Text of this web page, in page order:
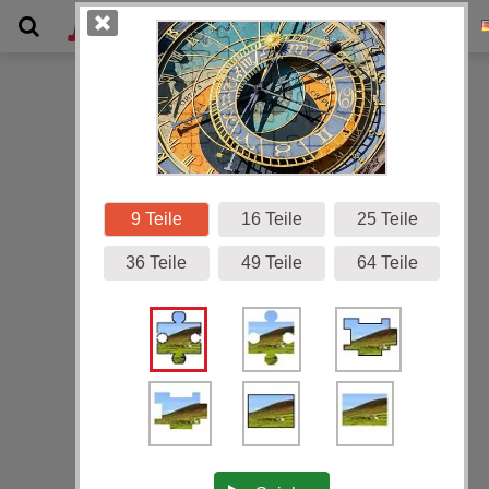
Galerie
9 Teile 16 Teile 25 Teile
36 Teile 49 Teile 64 Teile